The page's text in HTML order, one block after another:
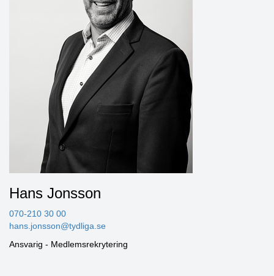
Hans Jonsson
070-210 30 00
hans.jonsson@tydliga.se
Ansvarig - Medlemsrekrytering